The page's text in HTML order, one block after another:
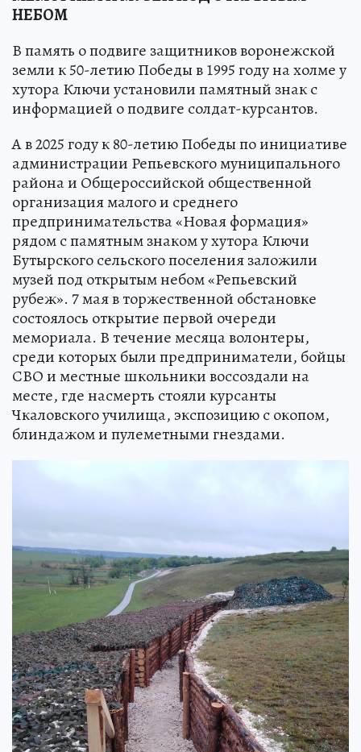
НЕБОМ
В память о подвиге защитников воронежской
земли к 50-летию Победы в 1995 году на холме у
хутора Ключи установили памятный знак с
информацией о подвиге солдат-курсантов.
А в 2025 году к 80-летию Победы по инициативе
администрации Репьевского муниципального
района и Общероссийской общественной
организация малого и среднего
предпринимательства «Новая формация»
рядом с памятным знаком у хутора Ключи
Бутырского сельского поселения заложили
музей под открытым небом «Репьевский
рубеж». 7 мая в торжественной обстановке
состоялось открытие первой очереди
мемориала. В течение месяца волонтеры,
среди которых были предприниматели, бойцы
СВО и местные школьники воссоздали на
месте, где насмерть стояли курсанты
Чкаловского училища, экспозицию с окопом,
блиндажом и пулеметными гнездами.